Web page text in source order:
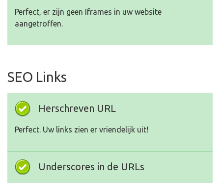
Perfect, er zijn geen Iframes in uw website
aangetroffen.
SEO Links
Herschreven URL
Perfect. Uw links zien er vriendelijk uit!
Underscores in de URLs